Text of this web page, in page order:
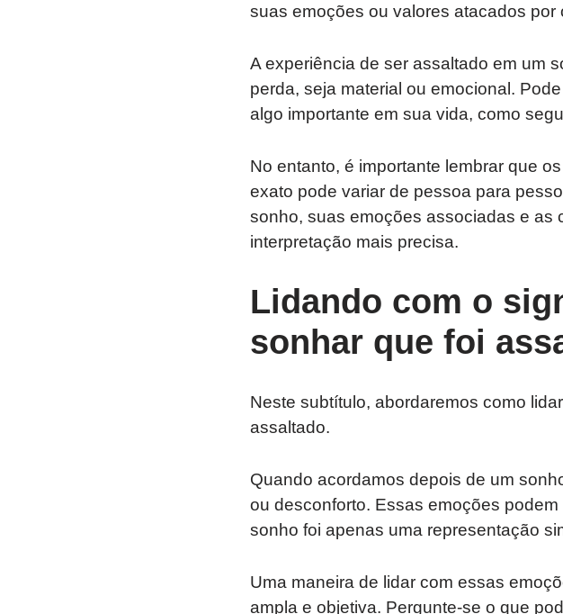
suas emoções ou valores atacados por
A experiência de ser assaltado em um
perda, seja material ou emocional.
algo importante em sua vida, como
No entanto, é importante lembrar que
exato pode variar de pessoa para
sonho, suas emoções associadas e as
interpretação mais precisa.
Lidando com o
sonhar que foi
Neste subtítulo, abordaremos como
assaltado.
Quando acordamos depois de um
ou desconforto. Essas emoções
sonho foi apenas uma representação
Uma maneira de lidar com essas
ampla e objetiva. Pergunte-se o que